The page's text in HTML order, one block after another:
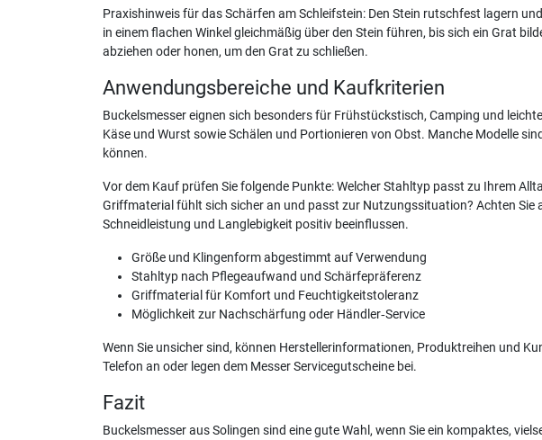
Praxishinweis für das Schärfen am Schleifstein: Den Stein rutschfest lagern
in einem flachen Winkel gleichmäßig über den Stein führen, bis sich ein Grat
abziehen oder honen, um den Grat zu schließen.
Anwendungsbereiche und Kaufkriterien
Buckelsmesser eignen sich besonders für Frühstückstisch, Camping und
Käse und Wurst sowie Schälen und Portionieren von Obst. Manche Modelle
können.
Vor dem Kauf prüfen Sie folgende Punkte: Welcher Stahltyp passt zu Ihrem
Griffmaterial fühlt sich sicher an und passt zur Nutzungssituation? Achten
Schneidleistung und Langlebigkeit positiv beeinflussen.
Größe und Klingenform abgestimmt auf Verwendung
Stahltyp nach Pflegeaufwand und Schärfepräferenz
Griffmaterial für Komfort und Feuchtigkeitstoleranz
Möglichkeit zur Nachschärfung oder Händler‑Service
Wenn Sie unsicher sind, können Herstellerinformationen, Produktreihen und
Telefon an oder legen dem Messer Servicegutscheine bei.
Fazit
Buckelsmesser aus Solingen sind eine gute Wahl, wenn Sie ein kompaktes,